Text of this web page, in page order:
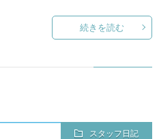
続きを読む
スタッフ日記